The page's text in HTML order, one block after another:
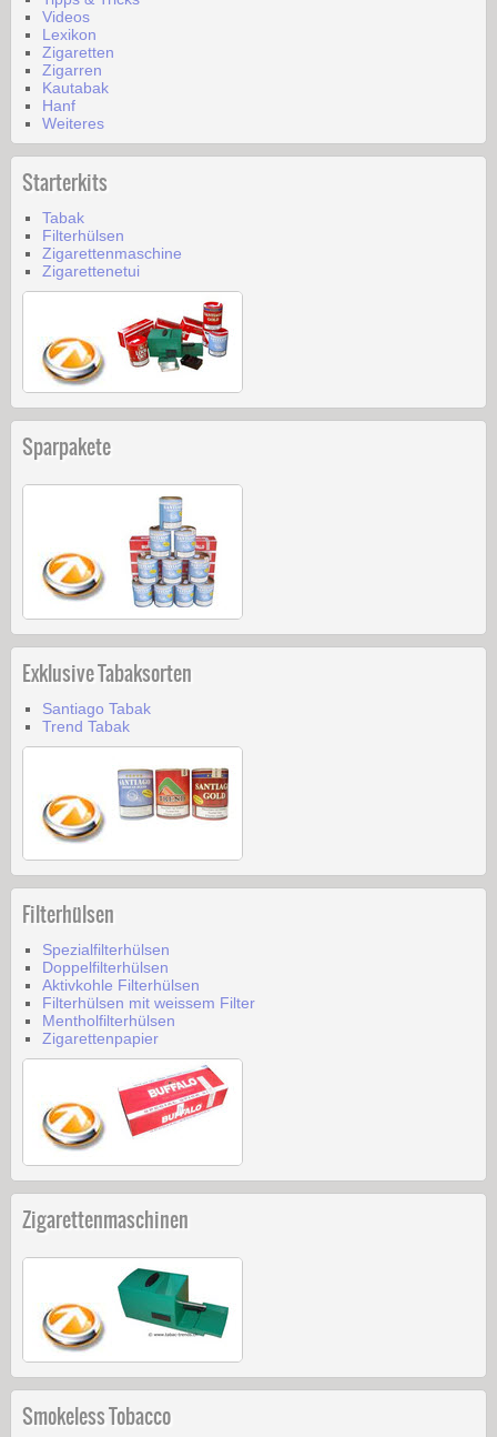
Videos
Lexikon
Zigaretten
Zigarren
Kautabak
Hanf
Weiteres
Starterkits
Tabak
Filterhülsen
Zigarettenmaschine
Zigarettenetui
Sparpakete
Exklusive Tabaksorten
Santiago Tabak
Trend Tabak
Filterhülsen
Spezialfilterhülsen
Doppelfilterhülsen
Aktivkohle Filterhülsen
Filterhülsen mit weissem Filter
Mentholfilterhülsen
Zigarettenpapier
Zigarettenmaschinen
Smokeless Tobacco